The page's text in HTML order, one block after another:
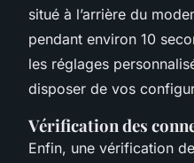
situé à l’arrière du
pendant environ 10
les réglages
disposer de vos
Vérification des
Enfin, une vérification